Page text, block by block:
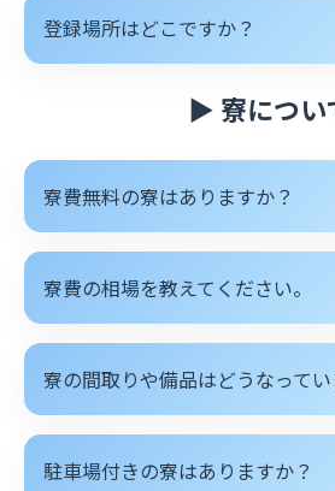
登録場所はどこですか？
▶ 寮につい
寮費無料の寮はありますか？
寮費の相場を教えてください。
寮の間取りや備品はどうなってい
駐車場付きの寮はありますか？